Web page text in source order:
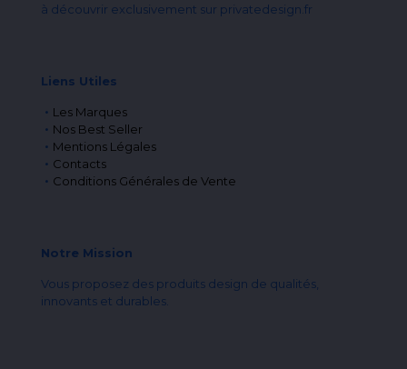
à découvrir exclusivement sur privatedesign.fr
Liens Utiles
Les Marques
Nos Best Seller
Mentions Légales
Contacts
Conditions Générales de Vente
Notre Mission
Vous proposez des produits design de qualités,
innovants et durables.